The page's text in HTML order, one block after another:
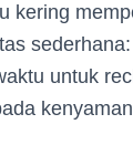
kering
untuk